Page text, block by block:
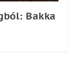
Bakka